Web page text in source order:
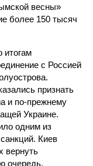
весны»
более 150 тысяч
итогам
с Россией
признать
и по-прежнему
Украине.
одним из
Киев
вернуть
очередь,